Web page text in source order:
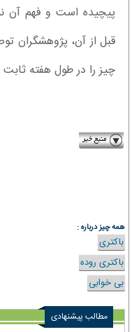
پیچیده است و فهم آن
قبل از آن، پژوهشگران
چیز را در طول هفته ثابت
همه چیز درباره :
باکتری
باکتری روده
بی خوابی
مطالب پیشنهادی